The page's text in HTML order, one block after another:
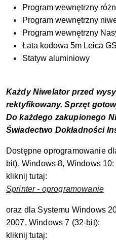
Program wewnętrzny
Program wewnętrzny
Program wewnętrzny
Łata kodowa 5m Leica
Statyw aluminiowy
Każdy Niwelator przed
rektyfikowany. Sprzęt
Do każdego zakupionego
Świadectwo Dokładności
Dostępne oprogramowanie
bit), Windows 8, Windows 10:
kliknij tutaj:
Sprinter - oprogramowanie
oraz dla Systemu Windows
2007, Windows 7 (32-bit):
kliknij tutaj: